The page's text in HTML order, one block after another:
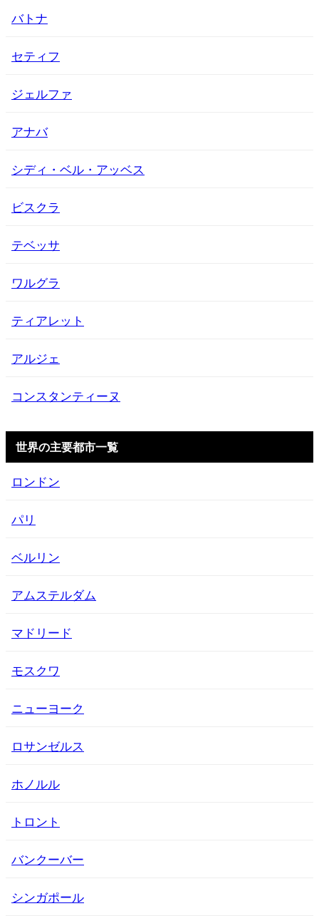
バトナ
セティフ
ジェルファ
アナバ
シディ・ベル・アッベス
ビスクラ
テベッサ
ワルグラ
ティアレット
アルジェ
コンスタンティーヌ
世界の主要都市一覧
ロンドン
パリ
ベルリン
アムステルダム
マドリード
モスクワ
ニューヨーク
ロサンゼルス
ホノルル
トロント
バンクーバー
シンガポール